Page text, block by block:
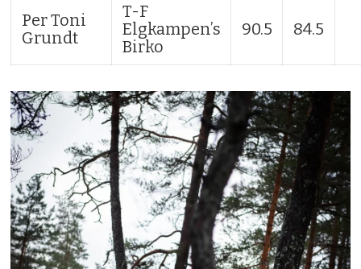
Per Toni
Grundt
T-F
Elgkampen’s
Birko
90.5 84.5